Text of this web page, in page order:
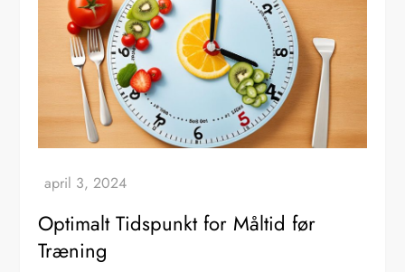
Optimalt Tidspunkt for Måltid før
Træning